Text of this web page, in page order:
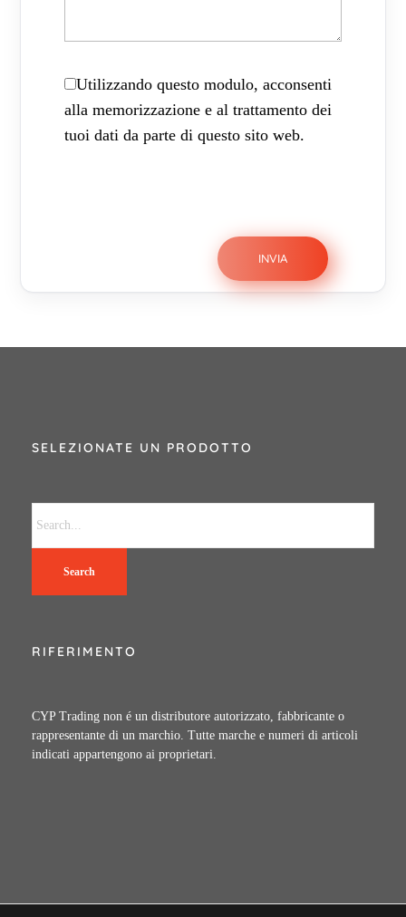
Utilizzando questo modulo, acconsenti
alla memorizzazione e al trattamento dei
tuoi dati da parte di questo sito web.
SELEZIONATE UN PRODOTTO
Search
RIFERIMENTO
CYP Trading non é un distributore autorizzato, fabbricante o
rappresentante di un marchio. Tutte marche e numeri di articoli
indicati appartengono ai proprietari.